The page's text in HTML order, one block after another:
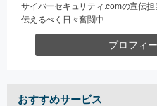
サイバーセキュリティ.comの宣伝
伝えるべく日々奮闘中
プロフィ
おすすめサービス